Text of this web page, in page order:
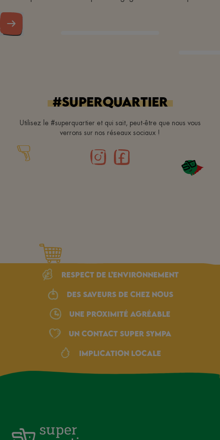
#superquartier
Utilisez le #superquartier et qui sait, peut-être que nous vous
verrons sur nos réseaux sociaux !
Respect de l’environnement
Des saveurs de chez nous
une proximité agréable
Un Contact Super Sympa
Implication locale